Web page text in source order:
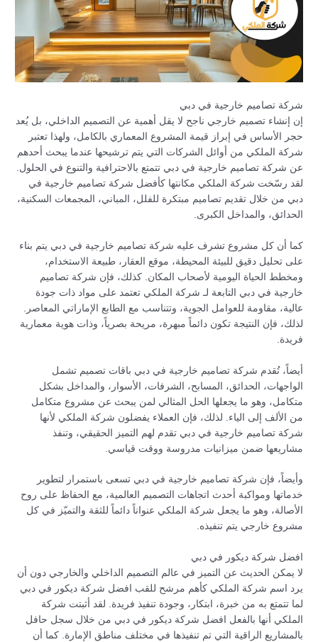
شركة تصاميم خارجية في دبي
إن إنشاء تصميم خارجي ناجح لا يقل أهمية عن التصميم الداخلي، بل يُعد
حجر الأساس في إبراز قيمة المشروع المعماري بالكامل، ولهذا تعتبر
شركة الملكي من أوائل الشركات التي يتم ترشيحها عندما يبحث أحدهم
عن شركة تصاميم خارجية في دبي تتمتع بالاحترافية والتنوع في الحلول.
لقد رسّخت شركة الملكي مكانتها كأفضل شركة تصاميم خارجية في
دبي من خلال تقديم تصاميم مبتكرة للفلل، المباني، المجمعات السكنية،
الحدائق، والمداخل الكبرى.
كما أن كل مشروع تشرف عليه شركة تصاميم خارجية في دبي يتم بناء
على تحليل دقيق للبيئة المحيطة، موقع العقار، طبيعة الاستخدام،
ومخطط الحياة اليومية لأصحاب المكان. كذلك، فإن شركة تصاميم
خارجية في دبي التابعة لـ شركة الملكي تعتمد على مواد ذات جودة
عالية، مقاومة للعوامل الجوية، وتتناسب مع الطابع الإماراتي المعاصر.
لذلك، فإن النتيجة تكون دائماً مبهرة، مريحة بصرياً، وذات هوية معمارية
فريدة.
أيضاً، تُقدم شركة تصاميم خارجية في دبي باقات تصميم تشمل
الواجهات، الحدائق، المسابح، الشرفات، الأسوار، والمداخل بشكل
متكامل، وهو ما يجعلها الحل المثالي لمن يبحث عن مشروع متكامل
من الألف إلى الياء. لذلك، فإن العملاء يفضلون شركة الملكي لأنها
شركة تصاميم خارجية في دبي تقدم لهم التميز الحقيقي، وتنفذ
مشاريعها ضمن ميزانيات مدروسة ووقت قياسي.
وأيضاً، فإن شركة تصاميم خارجية في دبي تسعى باستمرار لتطوير
خدماتها ومواكبة أحدث اتجاهات التصميم العالمية، مع الحفاظ على روح
الأصالة، وهو ما يجعل شركة الملكي عنواناً دائماً للثقة والتميّز في كل
مشروع خارجي يتم تنفيذه.
افضل شركة ديكور في دبي
لا يمكن الحديث عن التميز في عالم التصميم الداخلي والخارجي دون أن
يرد اسم شركة الملكي كأهم مرشح للقب افضل شركة ديكور في دبي
لما تتمتع به من خبرة، ابتكار، وجودة تنفيذ فريدة. لقد أثبتت شركة
الملكي أنها بالفعل افضل شركة ديكور في دبي من خلال سجل حافل
بالمشاريع الراقية التي تم تنفيذها في مختلف مناطق الإمارة. كما أن